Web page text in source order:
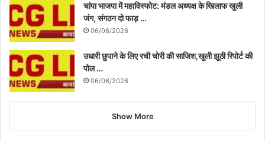
चांपा भाजपा में महाविस्फोट: मंडल अध्यक्ष के खिलाफ खुली
जंग, संगठन दो फाड़ …
06/06/2026
उधारी छुपाने के लिए रची चोरी की साजिश,खुली झूठी रिपोर्ट की
पोल …
06/06/2026
Show More